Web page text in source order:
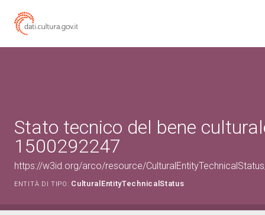
Stato tecnico del bene
1500292247
https://w3id.org/arco/resource/
ENTITÀ DI TIPO: CulturalEntityTechnicalStatus